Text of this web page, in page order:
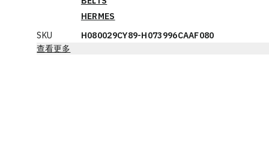
HERMES
SKU
H080029CY89-H073996CAAF080
查看更多